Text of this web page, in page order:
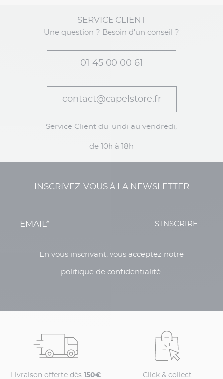
SERVICE CLIENT
Une question ? Besoin d'un conseil ?
01 45 00 00 61
contact@capelstore.fr
Service Client du lundi au vendredi,
de 10h à 18h
INSCRIVEZ-VOUS À LA NEWSLETTER
S'INSCRIRE
En vous inscrivant, vous acceptez notre
politique de confidentialité.
Livraison offerte dès 150€ Click & collect